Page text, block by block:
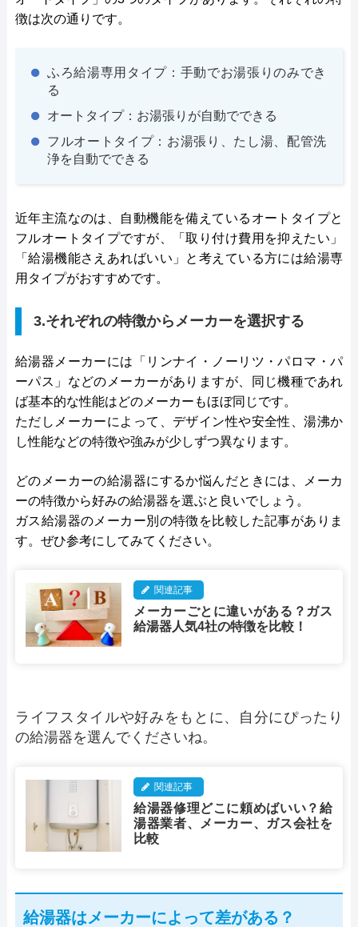
徴は次の通りです。
ふろ給湯専用タイプ：手動でお湯張りのみでき
る
オートタイプ：お湯張りが自動でできる
フルオートタイプ：お湯張り、たし湯、配管洗
浄を自動でできる
近年主流なのは、自動機能を備えているオートタイプと
フルオートタイプですが、「取り付け費用を抑えたい」
「給湯機能さえあればいい」と考えている方には給湯専
用タイプがおすすめです。
3.それぞれの特徴からメーカーを選択する
給湯器メーカーには「リンナイ・ノーリツ・パロマ・パ
ーパス」などのメーカーがありますが、同じ機種であれ
ば基本的な性能はどのメーカーもほぼ同じです。
ただしメーカーによって、デザイン性や安全性、湯沸か
し性能などの特徴や強みが少しずつ異なります。
どのメーカーの給湯器にするか悩んだときには、メーカ
ーの特徴から好みの給湯器を選ぶと良いでしょう。
ガス給湯器のメーカー別の特徴を比較した記事がありま
す。ぜひ参考にしてみてください。
関連記事
メーカーごとに違いがある？ガス
給湯器人気4社の特徴を比較！
ライフスタイルや好みをもとに、自分にぴったり
の給湯器を選んでくださいね。
関連記事
給湯器修理どこに頼めばいい？給
湯器業者、メーカー、ガス会社を
比較
給湯器はメーカーによって差がある？